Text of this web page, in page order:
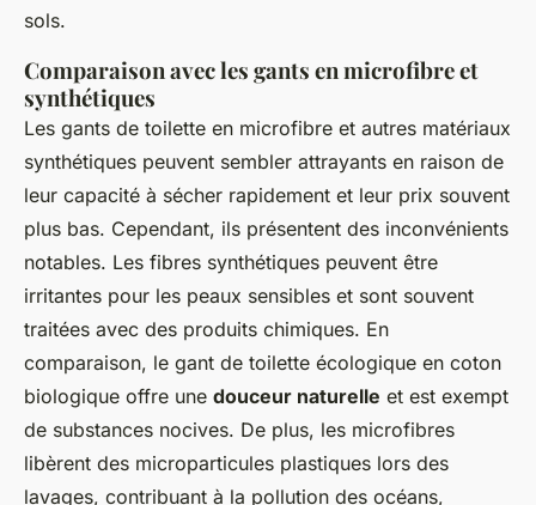
sols.
Comparaison avec les gants en microfibre et
synthétiques
Les gants de toilette en microfibre et autres matériaux
synthétiques peuvent sembler attrayants en raison de
leur capacité à sécher rapidement et leur prix souvent
plus bas. Cependant, ils présentent des inconvénients
notables. Les fibres synthétiques peuvent être
irritantes pour les peaux sensibles et sont souvent
traitées avec des produits chimiques. En
comparaison, le gant de toilette écologique en coton
biologique offre une douceur naturelle et est exempt
de substances nocives. De plus, les microfibres
libèrent des microparticules plastiques lors des
lavages, contribuant à la pollution des océans,